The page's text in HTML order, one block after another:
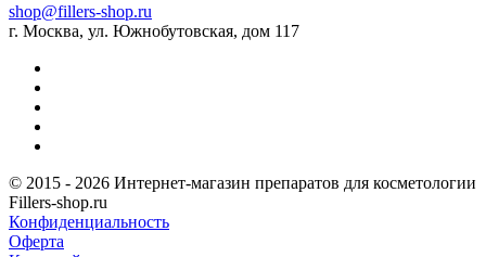
shop@fillers-shop.ru
г. Москва, ул. Южнобутовская, дом 117
© 2015 - 2026 Интернет-магазин препаратов для косметологии
Fillers-shop.ru
Конфиденциальность
Оферта